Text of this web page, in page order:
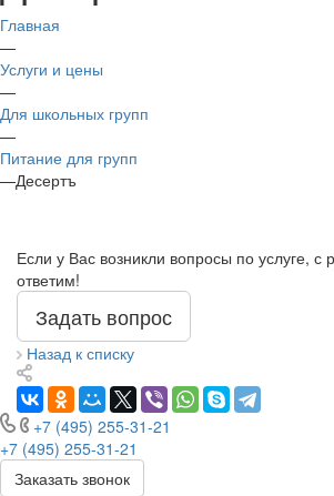
Главная
—
Услуги и цены
—
Для школьных групп
—
Питание для групп
—Десертъ
Если у Вас возникли вопросы по услуге, с
ответим!
Задать вопрос
Назад к списку
+7 (495) 255-31-21
+7 (495) 255-31-21
Заказать звонок